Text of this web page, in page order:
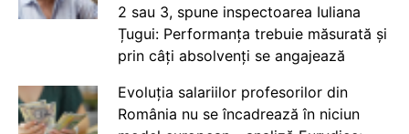
2 sau 3, spune inspectoarea Iuliana
Țugui: Performanța trebuie măsurată și
prin câți absolvenți se angajează
Evoluția salariilor profesorilor din
România nu se încadrează în niciun